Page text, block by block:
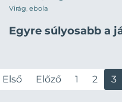
Virág, ebola
Egyre súlyosabb a
Első Előző 1 2 3